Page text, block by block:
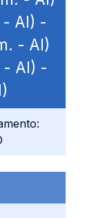
AI) -
- AI)
- AI) -